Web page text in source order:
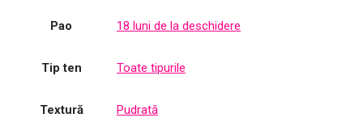
Pao 18 luni de la deschidere
Tip ten Toate tipurile
Textură Pudrată